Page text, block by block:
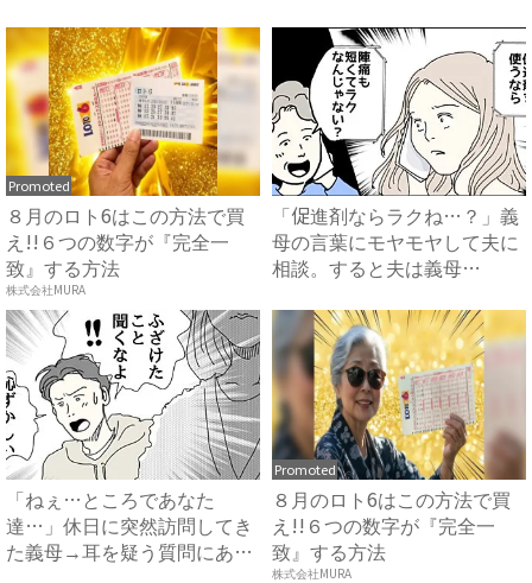
Promoted
８月のロト6はこの方法で買
え!!６つの数字が『完全一
致』する方法
株式会社MURA
「促進剤ならラクね…？」義
母の言葉にモヤモヤして夫に
相談。すると夫は義母
「ねぇ…ところであなた
達…」休日に突然訪問してき
た義母→耳を疑う質問にあ
Promoted
８月のロト6はこの方法で買
え!!６つの数字が『完全一
致』する方法
株式会社MURA